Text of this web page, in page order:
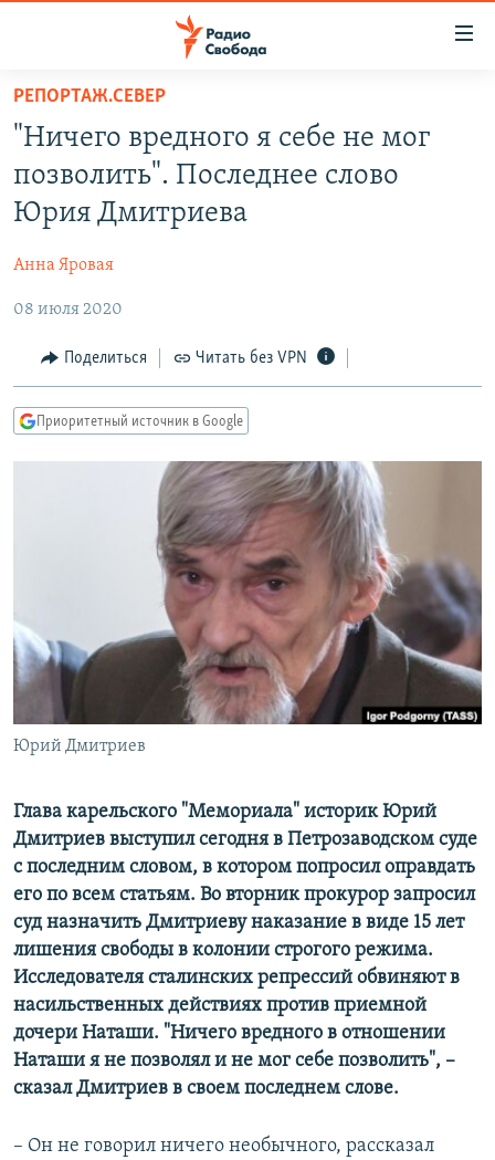
упрощенного
доступа
основному
Вернутся
навигации
Вернутся
поиску
ПРОГРАММЫ
АВТОРСКИЕ ПРОЕКТЫ
МНЕНИЯ
КУЛЬТУРА
IDEL.РЕАЛИИ
СЕВЕР.РЕАЛИИ
СИБИРЬ.РЕАЛИИ
РАСПИСАНИЕ ВЕЩАНИЯ
ПОДПИШИТЕСЬ НА РАССЫЛКУ
РЕПОРТАЖ.СЕВЕР
"Ничего вредного я себе не мог
позволить". Последнее слово
Юрия Дмитриева
Анна Яровая
08 июля 2020
Поделиться Читать без VPN
Приоритетный источник в Google
Юрий Дмитриев
Глава карельского "Мемориала" историк Юрий
Дмитриев выступил сегодня в Петрозаводском суде
с последним словом, в котором попросил оправдать
его по всем статьям. Во вторник прокурор запросил
суд назначить Дмитриеву наказание в виде 15 лет
лишения свободы в колонии строгого режима.
Исследователя сталинских репрессий обвиняют в
насильственных действиях против приемной
дочери Наташи. "Ничего вредного в отношении
Наташи я не позволял и не мог себе позволить", –
сказал Дмитриев в своем последнем слове.
– Он не говорил ничего необычного, рассказал